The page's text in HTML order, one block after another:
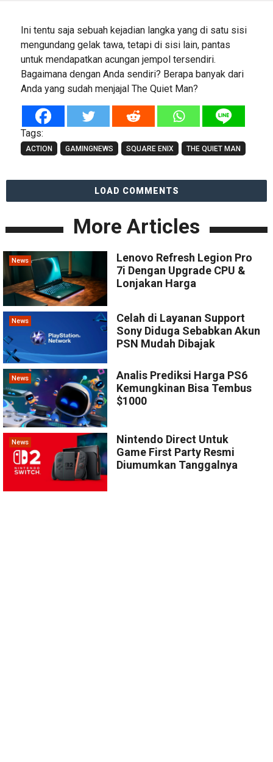
Ini tentu saja sebuah kejadian langka yang di satu sisi
mengundang gelak tawa, tetapi di sisi lain, pantas
untuk mendapatkan acungan jempol tersendiri.
Bagaimana dengan Anda sendiri? Berapa banyak dari
Anda yang sudah menjajal The Quiet Man?
Tags:
ACTION GAMINGNEWS SQUARE ENIX THE QUIET MAN
LOAD COMMENTS
More Articles
News
Lenovo Refresh Legion Pro
7i Dengan Upgrade CPU &
Lonjakan Harga
News
Celah di Layanan Support
Sony Diduga Sebabkan Akun
PSN Mudah Dibajak
News
Analis Prediksi Harga PS6
Kemungkinan Bisa Tembus
$1000
News
Nintendo Direct Untuk
Game First Party Resmi
Diumumkan Tanggalnya